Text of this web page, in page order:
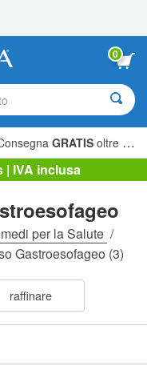
0
GRATIS oltre 60,00 € »
| IVA inclusa
per la Salute /
Gastroesofageo (3)
raffinare